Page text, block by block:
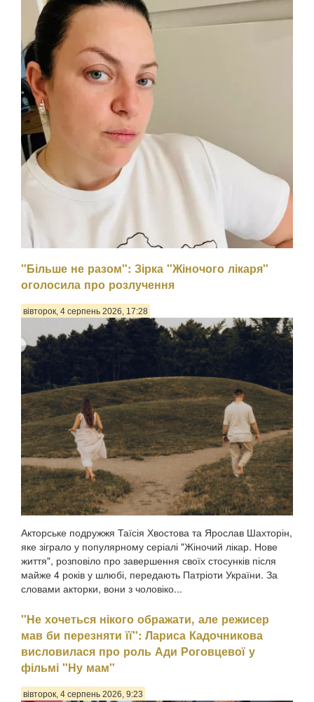
Психологиня Наталія Холоденко зізналася, що в
минулому зраджувала партнера, назвавши це помстою за
пережите у стосунках, а також заявила, що вдавалася до
фізичного насильства щодо чоловікаПро це Холоденко
розповіла в InstaStories, де відповідала на зап...
"Більше не разом": Зірка "Жіночого лікаря"
оголосила про розлучення
вівторок, 4 серпень 2026, 17:28
Акторське подружжя Таїсія Хвостова та Ярослав Шахторін,
яке зіграло у популярному серіалі "Жіночий лікар. Нове
життя", розповіло про завершення своїх стосунків після
майже 4 років у шлюбі, передають Патріоти України. За
словами акторки, вони з чоловіко...
"Не хочеться нікого ображати, але режисер
мав би перезняти її": Лариса Кадочникова
висловилася про роль Ади Роговцевої у
фільмі "Ну мам"
вівторок, 4 серпень 2026, 9:23